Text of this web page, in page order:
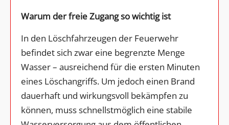
Warum der freie Zugang so wichtig ist
In den Löschfahrzeugen der Feuerwehr
befindet sich zwar eine begrenzte Menge
Wasser – ausreichend für die ersten Minuten
eines Löschangriffs. Um jedoch einen Brand
dauerhaft und wirkungsvoll bekämpfen zu
können, muss schnellstmöglich eine stabile